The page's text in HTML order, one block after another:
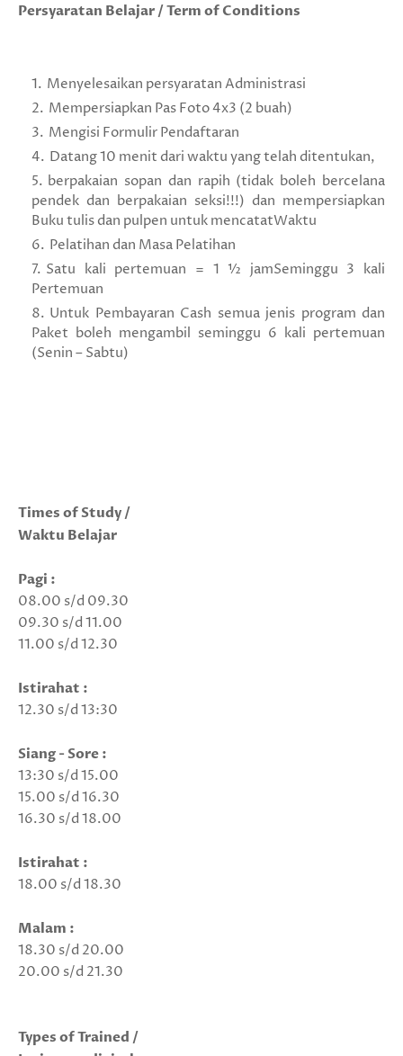
Persyaratan Belajar / Term of Conditions
Menyelesaikan persyaratan Administrasi
Mempersiapkan Pas Foto 4x3 (2 buah)
Mengisi Formulir Pendaftaran
Datang 10 menit dari waktu yang telah ditentukan,
berpakaian sopan dan rapih (tidak boleh bercelana
pendek dan berpakaian seksi!!!) dan mempersiapkan
Buku tulis dan pulpen untuk mencatatWaktu
Pelatihan dan Masa Pelatihan
Satu kali pertemuan = 1 ½ jamSeminggu 3 kali
Pertemuan
Untuk Pembayaran Cash semua jenis program dan
Paket boleh mengambil seminggu 6 kali pertemuan
(Senin – Sabtu)
Times of Study /
Waktu Belajar
Pagi :
08.00 s/d 09.30
09.30 s/d 11.00
11.00 s/d 12.30
Istirahat :
12.30 s/d 13:30
Siang - Sore :
13:30 s/d 15.00
15.00 s/d 16.30
16.30 s/d 18.00
Istirahat :
18.00 s/d 18.30
Malam :
18.30 s/d 20.00
20.00 s/d 21.30
Types of Trained /